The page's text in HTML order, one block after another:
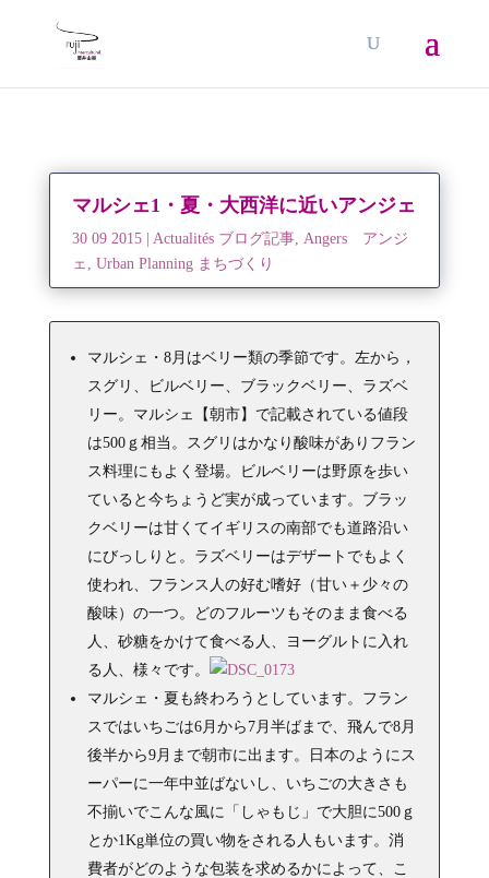
マルシェ1・夏・大西洋に近いアンジェ
30 09 2015| Actualités ブログ記事, Angers アンジ
ェ , Urban Planning まちづくり
マルシェ・8月はベリー類の季節です。左から，
スグリ、ビルベリー、ブラックベリー、ラズベ
リー。マルシェ【朝市】で記載されている値段
は500ｇ相当。スグリはかなり酸味がありフラン
ス料理にもよく登場。ビルベリーは野原を歩い
ていると今ちょうど実が成っています。ブラッ
クベリーは甘くてイギリスの南部でも道路沿い
にびっしりと。ラズベリーはデザートでもよく
使われ、フランス人の好む嗜好（甘い＋少々の
酸味）の一つ。どのフルーツもそのまま食べる
人、砂糖をかけて食べる人、ヨーグルトに入れ
る人、様々です。
マルシェ・夏も終わろうとしています。フラン
スではいちごは6月から7月半ばまで、飛んで8月
後半から9月まで朝市に出ます。日本のようにス
ーパーに一年中並ばないし、いちごの大きさも
不揃いでこんな風に「しゃもじ」で大胆に500ｇ
とか1Kg単位の買い物をされる人もいます。消
費者がどのような包装を求めるかによって、こ